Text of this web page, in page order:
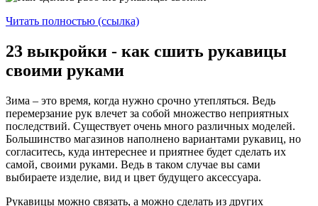
Читать полностью (ссылка)
23 выкройки - как сшить рукавицы
своими руками
Зима – это время, когда нужно срочно утепляться. Ведь
перемерзание рук влечет за собой множество неприятных
последствий. Существует очень много различных моделей.
Большинство магазинов наполнено вариантами рукавиц, но
согласитесь, куда интереснее и приятнее будет сделать их
самой, своими руками. Ведь в таком случае вы сами
выбираете изделие, вид и цвет будущего аксессуара.
Рукавицы можно связать, а можно сделать из других